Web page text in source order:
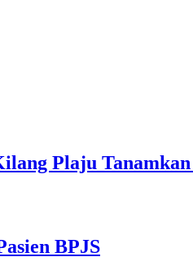
Plaju
BPJS